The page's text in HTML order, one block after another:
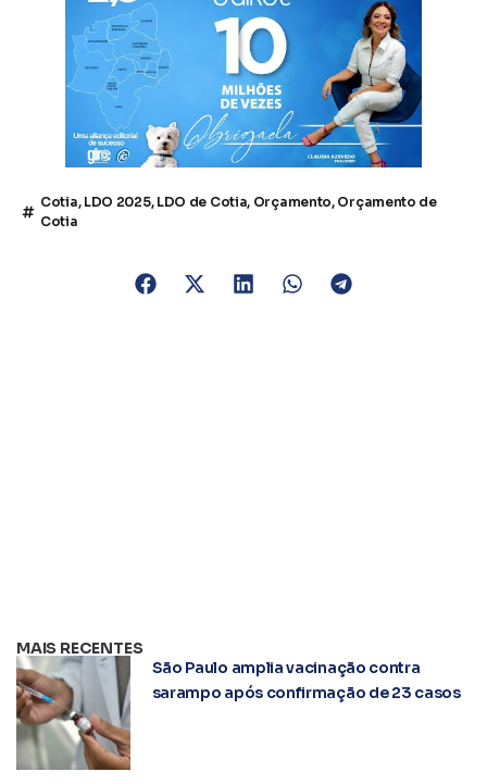
Cotia, LDO 2025, LDO de Cotia, Orçamento, Orçamento de
Cotia
MAIS RECENTES
São Paulo amplia vacinação contra
sarampo após confirmação de 23 casos